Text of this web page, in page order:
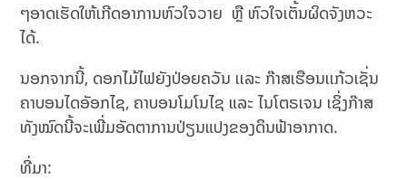
ໆອາດເຮັດໃຫ້ເກີດອາການຫົວໃຈວາຍ ຫຼື ຫົວໃຈເຕັ້ນຜິດຈັງຫວະ
ໄດ້.
ນອກຈາກນີ້, ດອກໄມ້ໄຟຍັງປ່ອຍຄວັນ ເເລະ ກ໊າສເຮືອນເເກ້ວເຊັ່ນ
ຄາບອນໄດອັອກໄຊ, ຄາບອນໂມໂນໄຊ ແລະ ໄນໂຕຣເຈນ ເຊິ່ງກ໊າສ
ທັງໝົດນີ້ຈະເພີ່ມອັດຕາການປ່ຽນແປງຂອງດິນຟ້າອາກາດ.
ທີ່ມາ: